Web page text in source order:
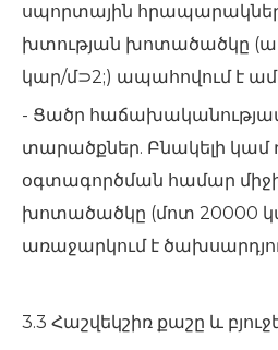
սպորտային
խտության խոտածածկը
կար/մ⊃2;) ապահովում է
- Ցածր
տարածքներ. Բնակելի կամ
օգտագործման համար
խոտածածկը (մոտ 20000
առաջարկում է
3.3 Հաշվեկշիռ քաշը և